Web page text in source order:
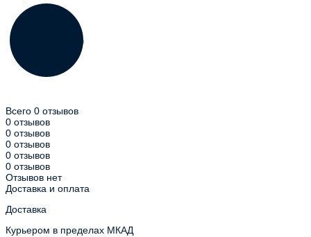
Всего 0 отзывов
0 отзывов
0 отзывов
0 отзывов
0 отзывов
0 отзывов
Отзывов нет
Доставка и оплата
Доставка
Курьером в пределах МКАД